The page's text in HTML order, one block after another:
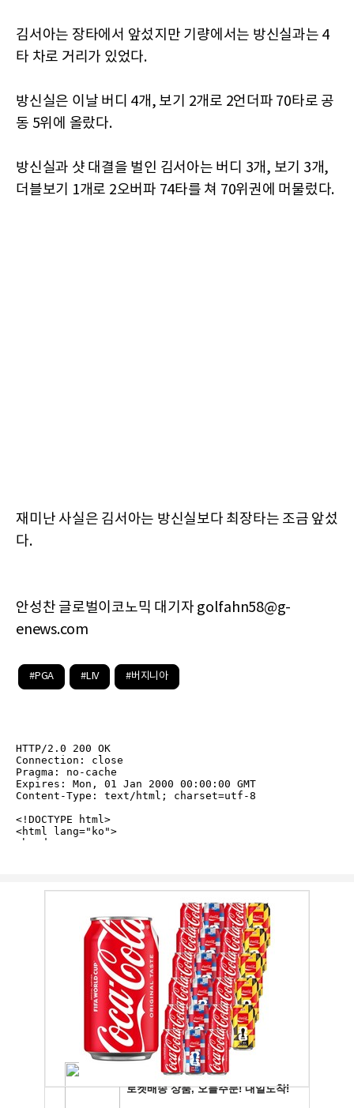
김서아는 장타에서 앞섰지만 기량에서는 방신실과는 4
타 차로 거리가 있었다.
방신실은 이날 버디 4개, 보기 2개로 2언더파 70타로 공
동 5위에 올랐다.
방신실과 샷 대결을 벌인 김서아는 버디 3개, 보기 3개,
더블보기 1개로 2오버파 74타를 쳐 70위권에 머물렀다.
재미난 사실은 김서아는 방신실보다 최장타는 조금 앞섰
다.
안성찬 글로벌이코노믹 대기자 golfahn58@g-
enews.com
#PGA #LIV #버지니아